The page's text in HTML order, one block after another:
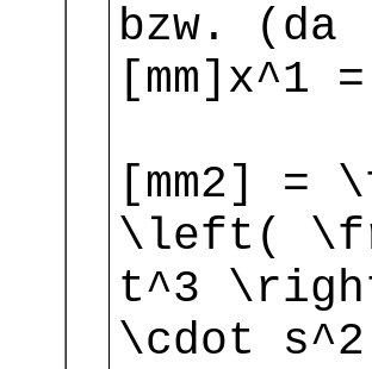
bzw. (da
[mm]x^1
[mm2]
\left(
t^3
\cdot